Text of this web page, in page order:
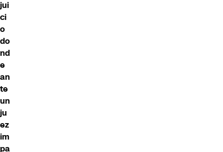
jui
ci
o
do
nd
e
an
te
un
ju
ez
im
pa